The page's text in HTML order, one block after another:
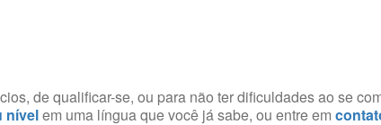
de qualificar-se, ou para não ter dificuldades ao se
nívelem uma língua que você já sabe, ou entre em